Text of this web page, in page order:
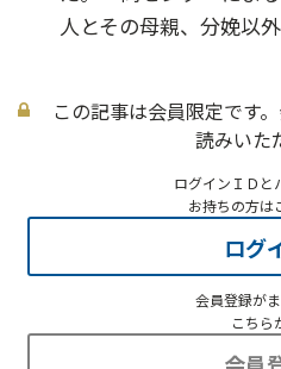
人とその母親、分娩以
この記事は会員限定です
読みいた
ログインＩＤと
お持ちの方は
ログ
会員登録が
こちら